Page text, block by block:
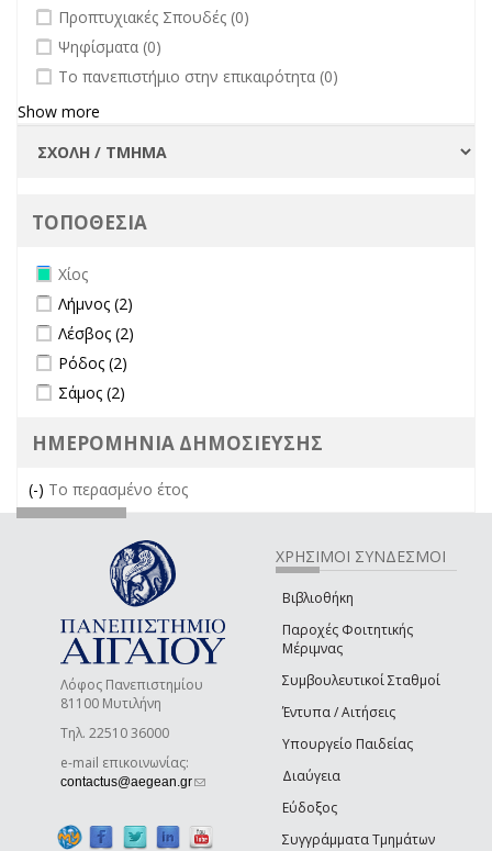
undefined
Προπτυχιακές Σπουδές (0)
undefined
Ψηφίσματα (0)
undefined
Το πανεπιστήμιο στην επικαιρότητα (0)
Show more
ΤΟΠΟΘΕΣΙΑ
Remove Χίος filter
Χίος
Apply Λήμνος filter
Λήμνος (2)
Apply Λέσβος filter
Λέσβος (2)
Apply Ρόδος filter
Ρόδος (2)
Apply Σάμος filter
Σάμος (2)
ΗΜΕΡΟΜΗΝΙΑ ΔΗΜΟΣΙΕΥΣΗΣ
(-) Remove Το περασμένο έτος filter
Το περασμένο έτος
Λόφος Πανεπιστημίου
81100 Μυτιλήνη
Τηλ. 22510 36000
e-mail επικοινωνίας:
contactus@aegean.gr(link sends e-mail)
ΧΡΗΣΙΜΟΙ ΣΥΝΔΕΣΜΟΙ
Βιβλιοθήκη
Παροχές Φοιτητικής
Μέριμνας
Συμβουλευτικοί Σταθμοί
Έντυπα / Αιτήσεις
Υπουργείο Παιδείας
Διαύγεια
Εύδοξος
Συγγράμματα Τμημάτων